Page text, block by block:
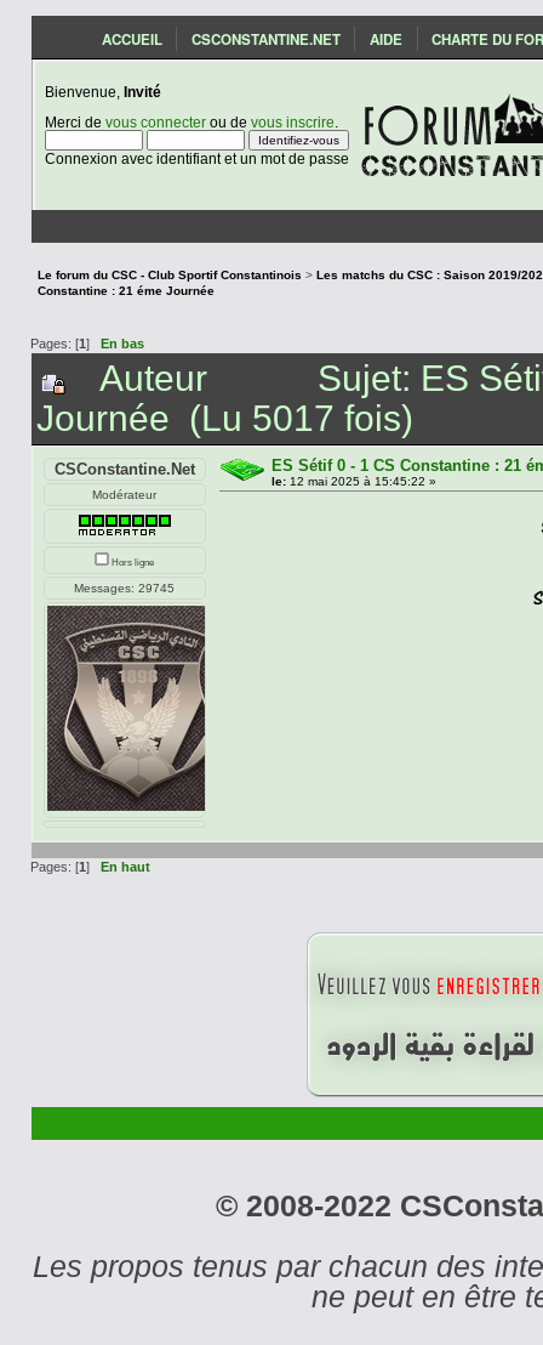
ACCUEIL CSCONSTANTINE.NET AIDE CHARTE DU
Bienvenue, Invité
Merci de vous connecterou de vous inscrire
Connexion avec identifiant et un mot de passe
Le forum du CSC - Club Sportif Constantinois >
Constantine : 21 éme Journée
Pages: [1] En bas
Auteur
Sujet: ES
Journée (Lu 5017 fois)
CSConstantine.Net
Modérateur
Hors ligne
Messages: 29745
ES Sétif 0 - 1 CS Constantine : 21
le: 12 mai 2025 à 15:45:22 »
Pages: [1 ] En haut
© 2008-2022
Les propos tenus par chacun des
ne peut en être